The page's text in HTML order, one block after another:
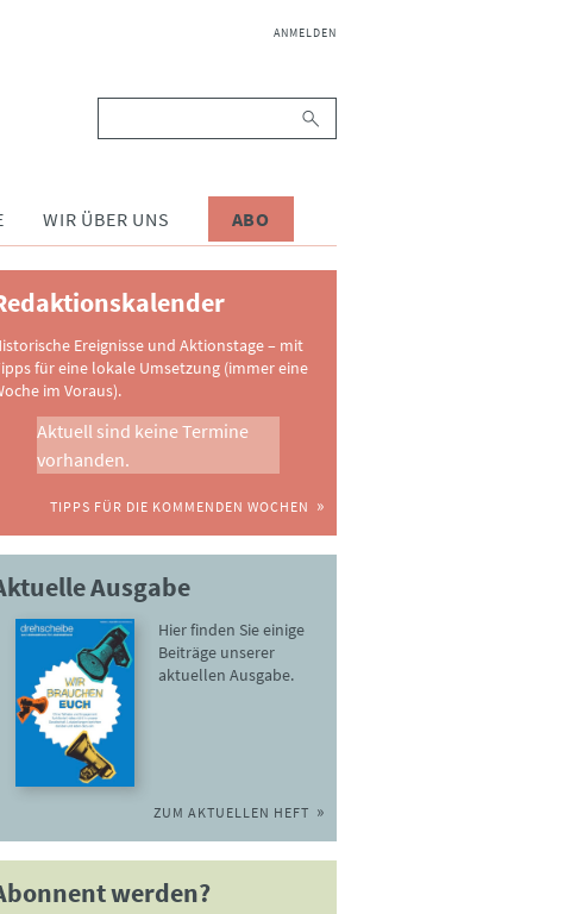
NAVIGATION
ANMELDEN
WIR ÜBER UNS ABO
Ereignisse und Aktionstage – mit
für eine lokale Umsetzung (immer eine
im Voraus).
Aktuell sind keine Termine
vorhanden.
TIPPS FÜR DIE KOMMENDEN WOCHEN
Ausgabe
Hier finden Sie einige
Beiträge unserer
aktuellen Ausgabe.
ZUM AKTUELLEN HEFT
werden?